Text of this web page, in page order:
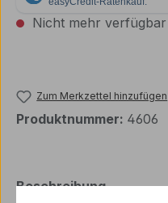
Nicht mehr verfügbar
Zum Merkzettel hinzufügen
Produktnummer: 4606
Beschreibung